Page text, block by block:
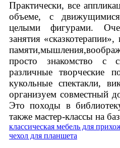
Практически, все
объеме, с
целыми фигурами.
занятия
просто знакомство с
различные творческие
кукольные спектакли,
организуем совместный
Это походы в
также мастер-классы на
классическая мебель для
чехол для планшета